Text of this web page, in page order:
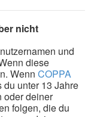
nicht
und
diese
Wenn COPPA
unter 13 Jahre
oder deiner
folgen, die du